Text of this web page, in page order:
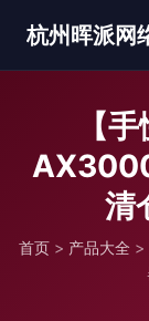
杭州晖派网
【
清
首页 > 产品大全 >